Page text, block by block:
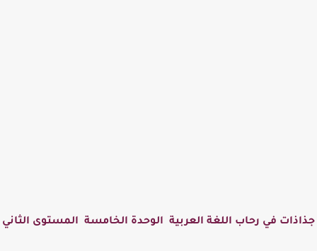
جذاذات في رحاب اللغة العربية الوحدة الخامسة المستوى الثاني